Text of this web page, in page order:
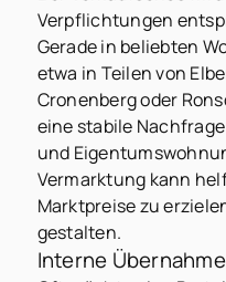
Verpflichtungen
Gerade in beliebten
etwa in Teilen von
Cronenberg oder
eine stabile
und
Vermarktung kann
Marktpreise zu
gestalten.
Interne